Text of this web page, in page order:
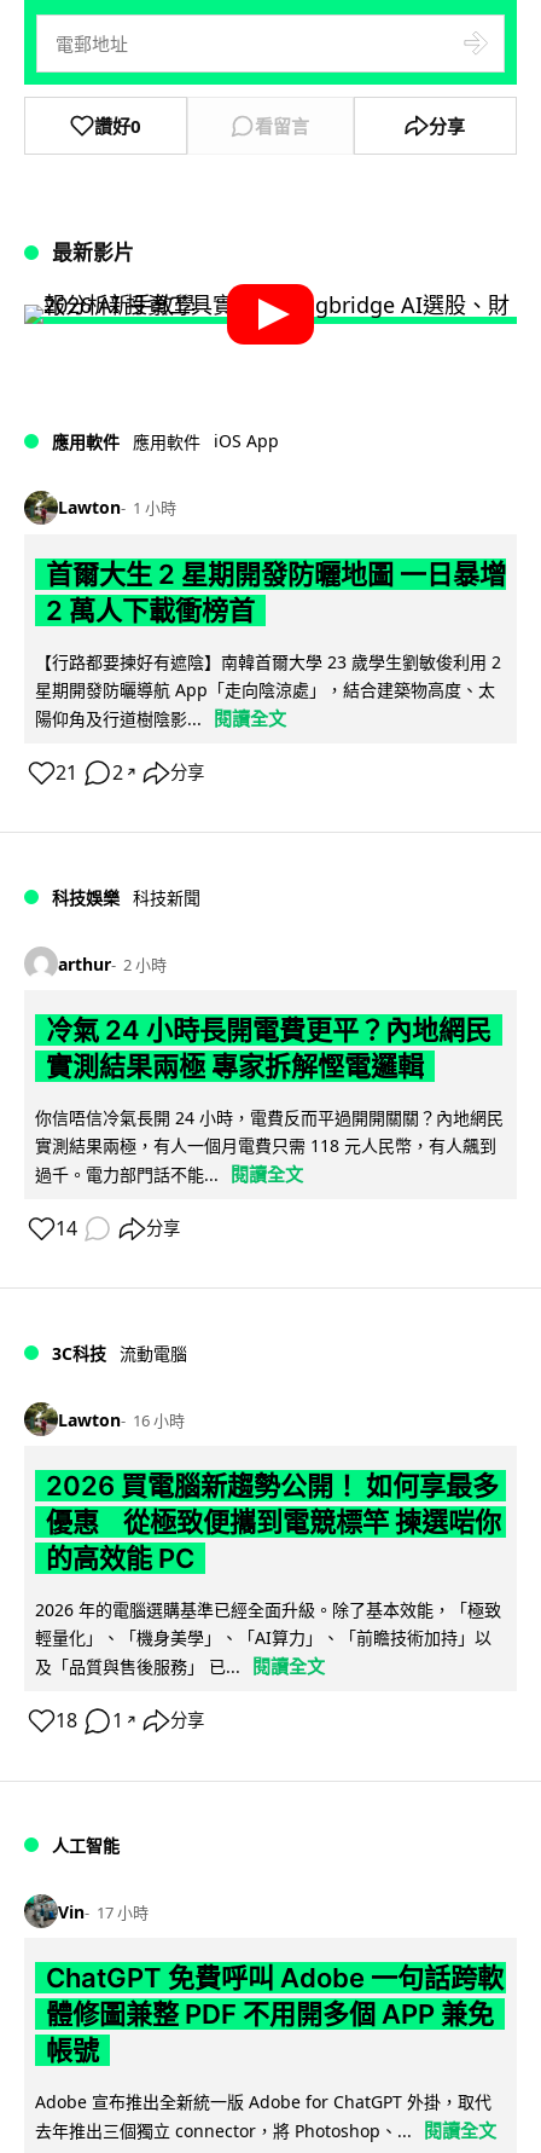
讚好0 看留言 分享
最新影片
應用軟件 應用軟件 iOS App
Lawton 1 小時
首爾大生 2 星期開發防曬地圖 一日暴增
2 萬人下載衝榜首
【行路都要揀好有遮陰】南韓首爾大學 23 歲學生劉敏俊利用 2
星期開發防曬導航 App「走向陰涼處」，結合建築物高度、太
陽仰角及行道樹陰影...
閱讀全文
21 2 ↗ 分享
科技娛樂 科技新聞
arthur 2 小時
冷氣 24 小時長開電費更平？內地網民
實測結果兩極 專家拆解慳電邏輯
你信唔信冷氣長開 24 小時，電費反而平過開開關關？內地網民
實測結果兩極，有人一個月電費只需 118 元人民幣，有人飆到
過千。電力部門話不能...
閱讀全文
14 分享
3C科技 流動電腦
Lawton 16 小時
2026 買電腦新趨勢公開！ 如何享最多
優惠 從極致便攜到電競標竿 揀選啱你
的高效能 PC
2026 年的電腦選購基準已經全面升級。除了基本效能，「極致
輕量化」、「機身美學」、「AI算力」、「前瞻技術加持」以
及「品質與售後服務」 已...
閱讀全文
18 1 ↗ 分享
人工智能
Vin 17 小時
ChatGPT 免費呼叫 Adobe 一句話跨軟
體修圖兼整 PDF 不用開多個 APP 兼免
帳號
Adobe 宣布推出全新統一版 Adobe for ChatGPT 外掛，取代
去年推出三個獨立 connector，將 Photoshop、...
閱讀全文